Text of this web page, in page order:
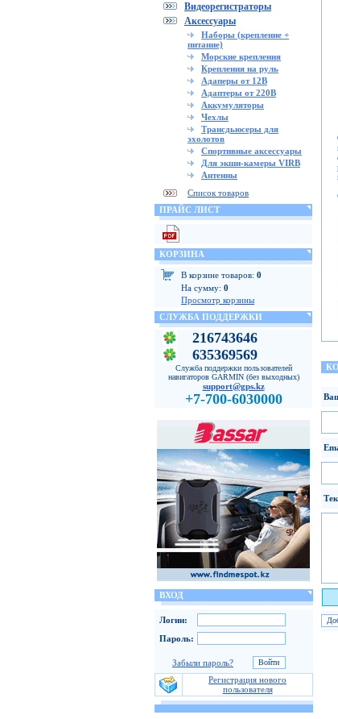
Видеорегистраторы
Аксессуары
Наборы (крепление +
питание)
Морские крепления
Крепления на руль
Адаперы от 12В
Адаптеры от 220В
Аккумуляторы
Чехлы
Трансдьюсеры для
эхолотов
Спортивные аксессуары
Для экшн-камеры VIRB
Антенны
Список товаров
ПРАЙС ЛИСТ
КОРЗИНА
В корзине товаров: 0
На сумму: 0
Просмотр корзины
СЛУЖБА ПОДДЕРЖКИ
216743646
635369569
Служба поддержки пользователей
навигаторов GARMIN (без выходных)
support@gps.kz
+7-700-6030000
ВХОД
Логин:
Пароль:
Забыли пароль?
Регистрация нового
пользователя